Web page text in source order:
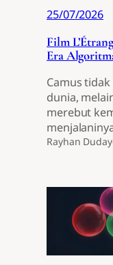
25/07/2026
Film
Era
Camus
dunia,
merebut
Rayhan